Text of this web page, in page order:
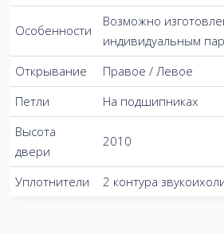
Особенности
Возможно
индивидуальным
Открывание
Правое / Левое
Петли
На подшипниках
Высота
двери
2010
Уплотнители 2 контура